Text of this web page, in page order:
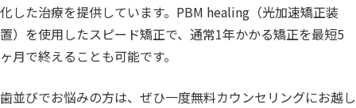
化した治療を提供しています。PBM healing（光加速矯正装
置）を使用したスピード矯正で、通常1年かかる矯正を最短5
ヶ月で終えることも可能です。
歯並びでお悩みの方は、ぜひ一度無料カウンセリングにお越し